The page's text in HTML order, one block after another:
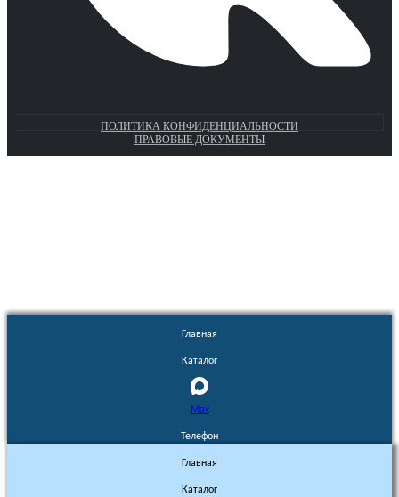
ПОЛИТИКА КОНФИДЕНЦИАЛЬНОСТИ
ПРАВОВЫЕ ДОКУМЕНТЫ
Главная
Каталог
Max
Телефон
Главная
Каталог